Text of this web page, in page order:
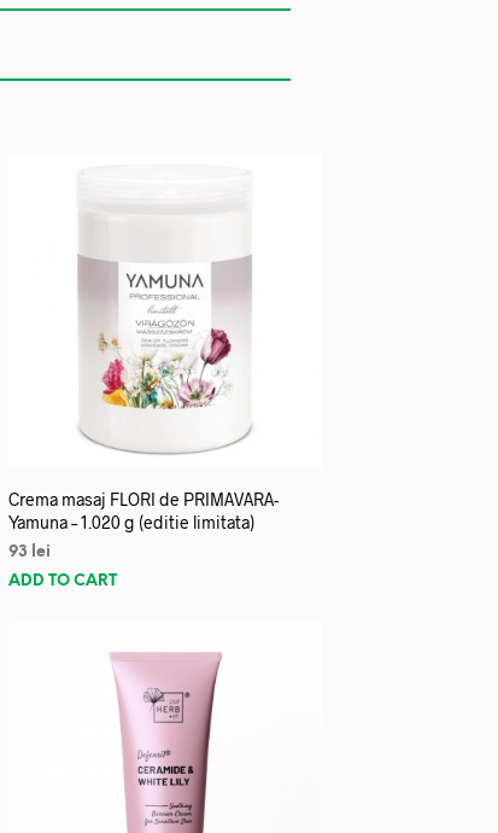
Crema masaj FLORI de PRIMAVARA-
Yamuna – 1.020 g (editie limitata)
93
lei
ADD TO CART